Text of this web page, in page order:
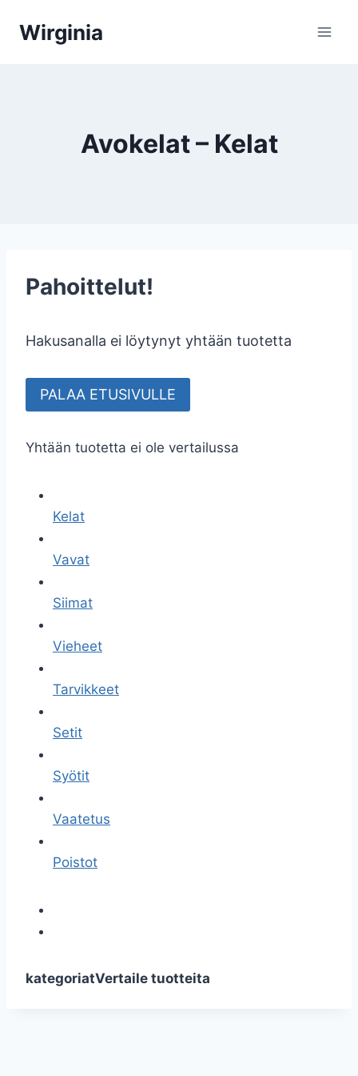
sisältöön
Wirginia
Avokelat – Kelat
Pahoittelut!
Hakusanalla ei löytynyt yhtään tuotetta
PALAA ETUSIVULLE
Yhtään tuotetta ei ole vertailussa
Kelat
Vavat
Siimat
Vieheet
Tarvikkeet
Setit
Syötit
Vaatetus
Poistot
kategoriatVertaile tuotteita